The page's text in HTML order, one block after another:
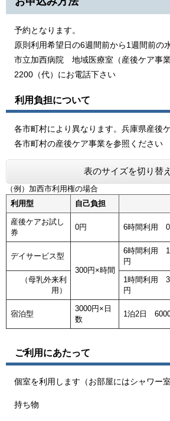
予約となります。
原則利用希望日の6週間前から1週間前の
市立加西病院 地域医療室（産後ケア事
2200（代）にお電話下さい​
利用負担について
各市町村により異なります。兵庫県産後
各市町村の産後ケア事業を参照ください
表のサイズを切り替
（例）加西市利用権の場合
利用型
自己負担
産後ケアお試し
券
0円 6時間利用 0
デイサービス型
300円×時間
6時間利用
円
（母乳外来利
用）
1時間利用
円
宿泊型
3000円×日
数
1泊2日
ご利用にあたって
個室を利用します（お部屋にはシャワー
持ち物